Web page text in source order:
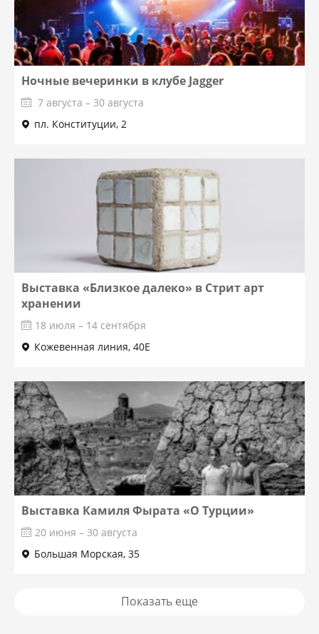
Ночные вечеринки в клубе Jagger
7 августа – 30 августа
пл. Конституции, 2
Выставка «Близкое далеко» в Стрит арт
хранении
18 июля – 14 сентября
Кожевенная линия, 40Е
Выставка Камиля Фырата «О Турции»
20 июня – 30 августа
Большая Морская, 35
Показать еще